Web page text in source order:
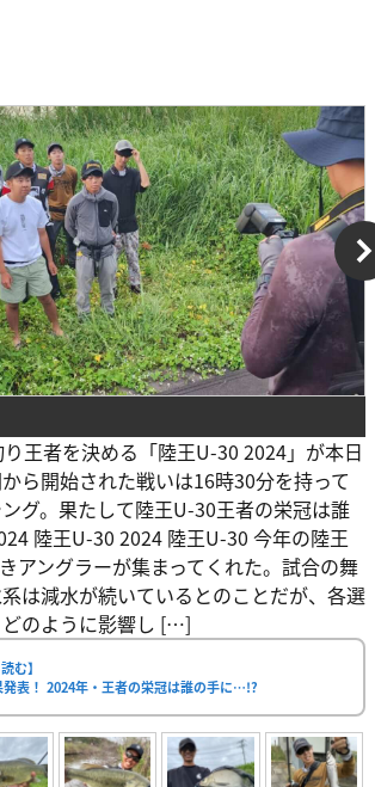
王者を決める「陸王U-30 2024」が本日
ら開始された戦いは16時30分を持って
グ。果たして陸王U-30王者の栄冠は誰
陸王U-30 2024 陸王U-30 今年の陸王
アングラーが集まってくれた。試合の舞
は減水が続いているとのことだが、各選
のように影響し […]
む】
発表！ 2024年・王者の栄冠は誰の手に…!?